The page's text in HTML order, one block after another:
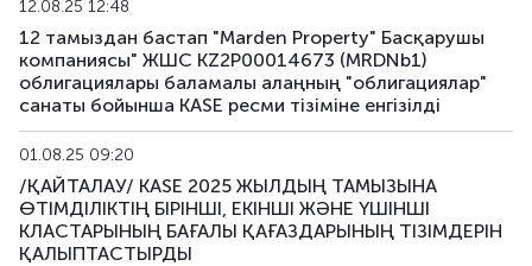
12.08.25 12:48
12 тамыздан бастап "Marden Property" Басқарушы
компаниясы" ЖШС KZ2P00014673 (MRDNb1)
облигациялары баламалы алаңның "облигациялар"
санаты бойынша KASE ресми тізіміне енгізілді
01.08.25 09:20
/ҚАЙТАЛАУ/ KASE 2025 ЖЫЛДЫҢ ТАМЫЗЫНА
ӨТІМДІЛІКТІҢ БІРІНШІ, ЕКІНШІ ЖӘНЕ ҮШІНШІ
КЛАСТАРЫНЫҢ БАҒАЛЫ ҚАҒАЗДАРЫНЫҢ ТІЗІМДЕРІН
ҚАЛЫПТАСТЫРДЫ